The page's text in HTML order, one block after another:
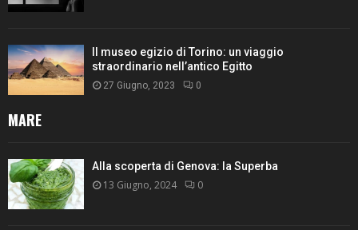
Il museo egizio di Torino: un viaggio
straordinario nell’antico Egitto
27 Giugno, 2023 0
MARE
Alla scoperta di Genova: la Superba
13 Giugno, 2024 0